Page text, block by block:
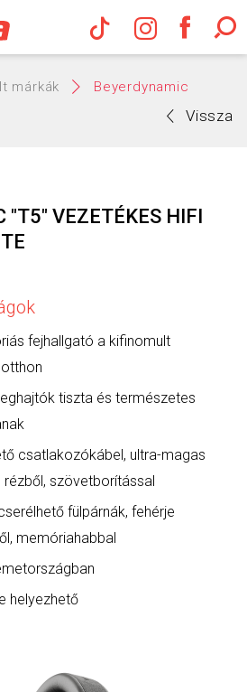
Hama
márkák Beyerdynamic
Vissza
"T5" VEZETÉKES HIFI
fejhallgató a kifinomult
tiszta és természetes
csatlakozókábel, ultra-magas
rézből, szövetborítással
fülpárnák, fehérje
memóriahabbal
helyezhető